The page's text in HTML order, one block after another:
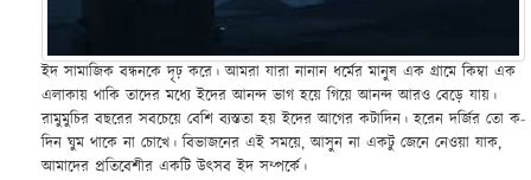
ইদ সামাজিক বন্ধনকে দৃঢ় করে। আমরা যারা নানান ধর্মের মানুষ এক গ্রামে কিম্বা এক
এলাকায় থাকি তাদের মধ্যে ইদের আনন্দ ভাগ হয়ে গিয়ে আনন্দ আরও বেড়ে যায়।
রামুমুচির বছরের সবচেয়ে বেশি ব্যস্ততা হয় ইদের আগের কটাদিন। হরেন দর্জির তো ক-
দিন ঘুম থাকে না চোখে। বিভাজনের এই সময়ে, আসুন না একটু জেনে নেওয়া যাক,
আমাদের প্রতিবেশীর একটি উৎসব ইদ সম্পর্কে।